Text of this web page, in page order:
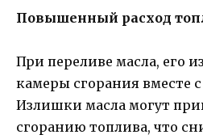
Повышенный расход
При переливе масла, его
камеры сгорания вместе
Излишки масла могут
сгоранию топлива, что